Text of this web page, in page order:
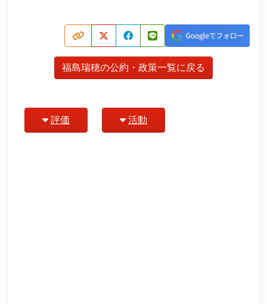
福島瑞穂の公約・政策一覧に戻る
評価 活動